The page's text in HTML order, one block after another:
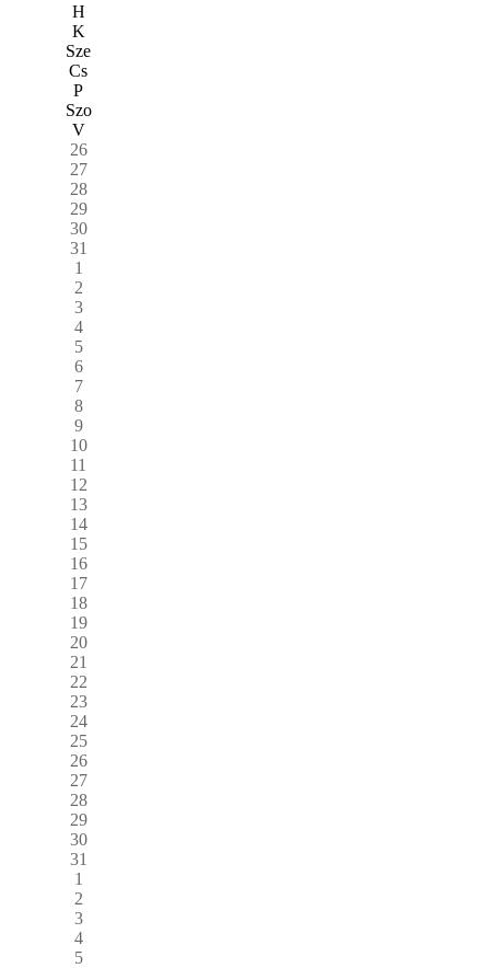
H
K
Sze
Cs
P
Szo
V
26
27
28
29
30
31
1
2
3
4
5
6
7
8
9
10
11
12
13
14
15
16
17
18
19
20
21
22
23
24
25
26
27
28
29
30
31
1
2
3
4
5